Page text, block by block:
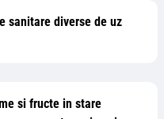
sanitare diverse de uz
si fructe in stare